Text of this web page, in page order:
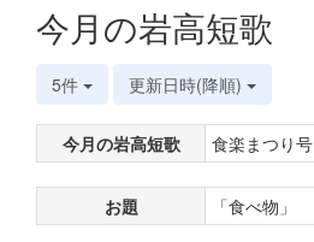
今月の岩高短歌
5件 更新日時(降順)
今月の岩高短歌 食楽まつり号
お題 「食べ物」